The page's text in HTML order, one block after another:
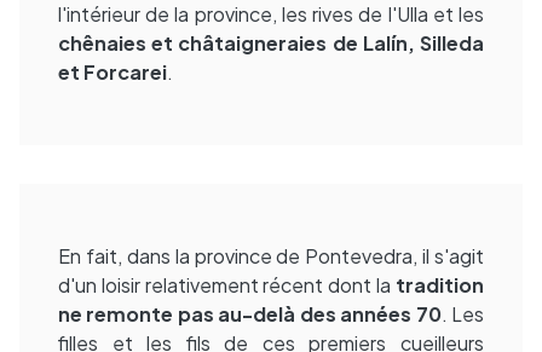
l'intérieur de la province, les rives de l'Ulla et les
chênaies et châtaigneraies de Lalín, Silleda
et Forcarei.
En fait, dans la province de Pontevedra, il s'agit
d'un loisir relativement récent dont la tradition
ne remonte pas au-delà des années 70. Les
filles et les fils de ces premiers cueilleurs